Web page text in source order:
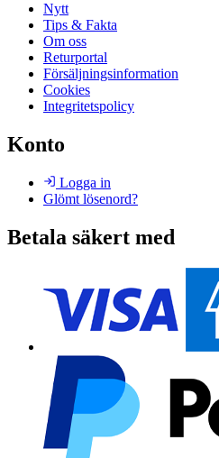
Nytt
Tips & Fakta
Om oss
Returportal
Försäljningsinformation
Cookies
Integritetspolicy
Konto
Logga in
Glömt lösenord?
Betala säkert med